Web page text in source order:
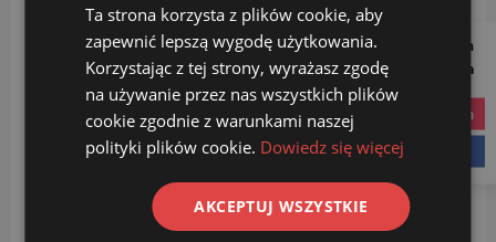
gdzie ceniony jest wygląd wizualny i estetyka oraz
nowoczesny design.
Podobne produkty
Follow us on
Social Media
instagram
Ta strona korzysta z plików cookie, aby
zapewnić lepszą wygodę użytkowania.
Korzystając z tej strony, wyrażasz zgodę
na używanie przez nas wszystkich plików
cookie zgodnie z warunkami naszej
polityki plików cookie. Dowiedz się więcej
AKCEPTUJ WSZYSTKIE